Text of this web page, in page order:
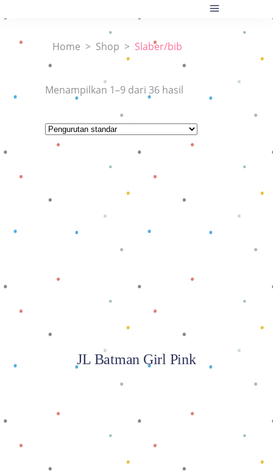
Home > Shop > Slaber/bib
Menampilkan 1–9 dari 36 hasil
Baca selengkapnya
JL Batman Girl Pink